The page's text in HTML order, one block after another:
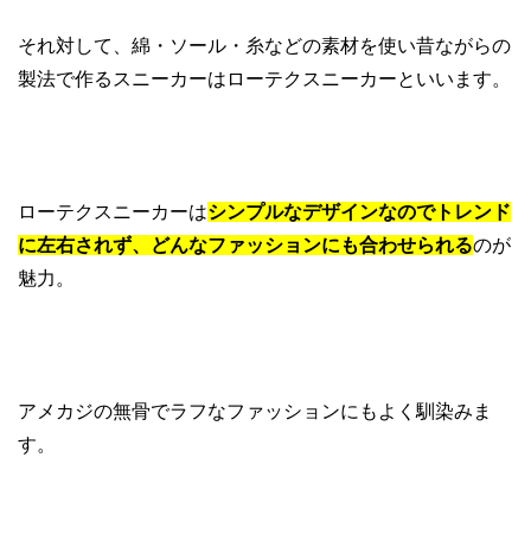
それ対して、綿・ソール・糸などの素材を使い昔ながらの
製法で作るスニーカーはローテクスニーカーといいます。
ローテクスニーカーはシンプルなデザインなのでトレンド
に左右されず、どんなファッションにも合わせられるのが
魅力。
アメカジの無骨でラフなファッションにもよく馴染みま
す。